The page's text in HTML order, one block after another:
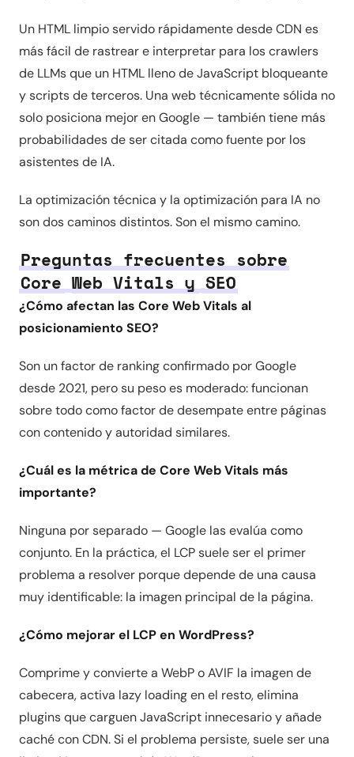
Un HTML limpio servido rápidamente desde CDN es
más fácil de rastrear e interpretar para los crawlers
de LLMs que un HTML lleno de JavaScript bloqueante
y scripts de terceros. Una web técnicamente sólida no
solo posiciona mejor en Google — también tiene más
probabilidades de ser citada como fuente por los
asistentes de IA.
La optimización técnica y la optimización para IA no
son dos caminos distintos. Son el mismo camino.
Preguntas frecuentes sobre
Core Web Vitals y SEO
¿Cómo afectan las Core Web Vitals al
posicionamiento SEO?
Son un factor de ranking confirmado por Google
desde 2021, pero su peso es moderado: funcionan
sobre todo como factor de desempate entre páginas
con contenido y autoridad similares.
¿Cuál es la métrica de Core Web Vitals más
importante?
Ninguna por separado — Google las evalúa como
conjunto. En la práctica, el LCP suele ser el primer
problema a resolver porque depende de una causa
muy identificable: la imagen principal de la página.
¿Cómo mejorar el LCP en WordPress?
Comprime y convierte a WebP o AVIF la imagen de
cabecera, activa lazy loading en el resto, elimina
plugins que carguen JavaScript innecesario y añade
caché con CDN. Si el problema persiste, suele ser una